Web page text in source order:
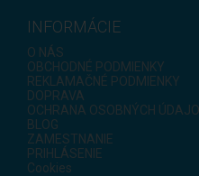
INFORMÁCIE
O NÁS
OBCHODNÉ PODMIENKY
REKLAMAČNÉ PODMIENKY
DOPRAVA
OCHRANA OSOBNÝCH
BLOG
ZAMESTNANIE
PRIHLÁSENIE
Cookies